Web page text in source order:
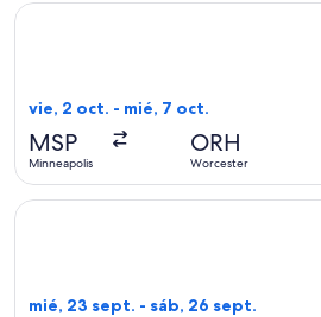
vie, 2 oct. - mié, 7 oct.
MSP
Minneapolis
ORH
Worcester
Seleccionar vuelo de Delta, con
mié, 23 sept. - sáb, 26 sept.
Seleccionar vuelo de American